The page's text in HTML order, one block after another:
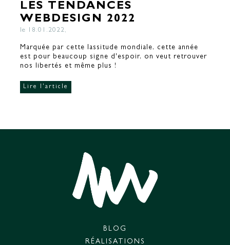
LES TENDANCES
WEBDESIGN 2022
le 18.01.2022,
Marquée par cette lassitude mondiale, cette année
est pour beaucoup signe d'espoir, on veut retrouver
nos libertés et même plus !
Lire l'article
BLOG
RÉALISATIONS